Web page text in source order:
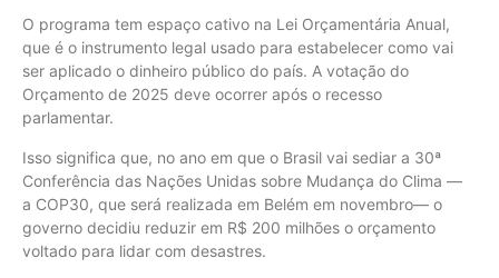
O programa tem espaço cativo na Lei Orçamentária Anual,
que é o instrumento legal usado para estabelecer como vai
ser aplicado o dinheiro público do país. A votação do
Orçamento de 2025 deve ocorrer após o recesso
parlamentar.
Isso significa que, no ano em que o Brasil vai sediar a 30ª
Conferência das Nações Unidas sobre Mudança do Clima —
a COP30, que será realizada em Belém em novembro— o
governo decidiu reduzir em R$ 200 milhões o orçamento
voltado para lidar com desastres.